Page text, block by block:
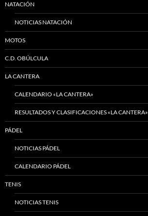
NATACIÓN
NOTICIAS NATACIÓN
MOTOS
C.D. OBÚLCULA
LA CANTERA
CALENDARIO «LA CANTERA»
RESULTADOS Y CLASIFICACIONES «LA CANTERA»
PÁDEL
NOTICIAS PÁDEL
CALENDARIO PÁDEL
TENIS
NOTICIAS TENIS